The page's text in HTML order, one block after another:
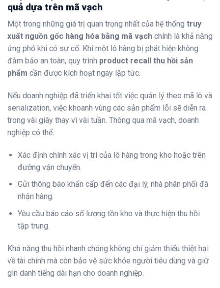
quả dựa trên mã vạch
Một trong những giá trị quan trọng nhất của hệ thống truy
xuất nguồn gốc hàng hóa bằng mã vạch chính là khả năng
ứng phó khi có sự cố. Khi một lô hàng bị phát hiện không
đảm bảo an toàn, quy trình product recall thu hồi sản
phẩm cần được kích hoạt ngay lập tức.
Nếu doanh nghiệp đã triển khai tốt việc quản lý theo mã lô và
serialization, việc khoanh vùng các sản phẩm lỗi sẽ diễn ra
trong vài giây thay vì vài tuần. Thông qua mã vạch, doanh
nghiệp có thể:
Xác định chính xác vị trí của lô hàng trong kho hoặc trên
đường vận chuyển.
Gửi thông báo khẩn cấp đến các đại lý, nhà phân phối đã
nhận hàng.
Yêu cầu báo cáo số lượng tồn kho và thực hiện thu hồi
tập trung.
Khả năng thu hồi nhanh chóng không chỉ giảm thiểu thiệt hại
về tài chính mà còn bảo vệ sức khỏe người tiêu dùng và giữ
gìn danh tiếng dài hạn cho doanh nghiệp.